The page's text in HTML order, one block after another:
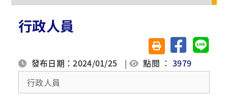
行政人員
友善列印(另開視窗)
分享至臉書分享
發布日期：2024/01/25 | 點閱 ：3979
行政人員